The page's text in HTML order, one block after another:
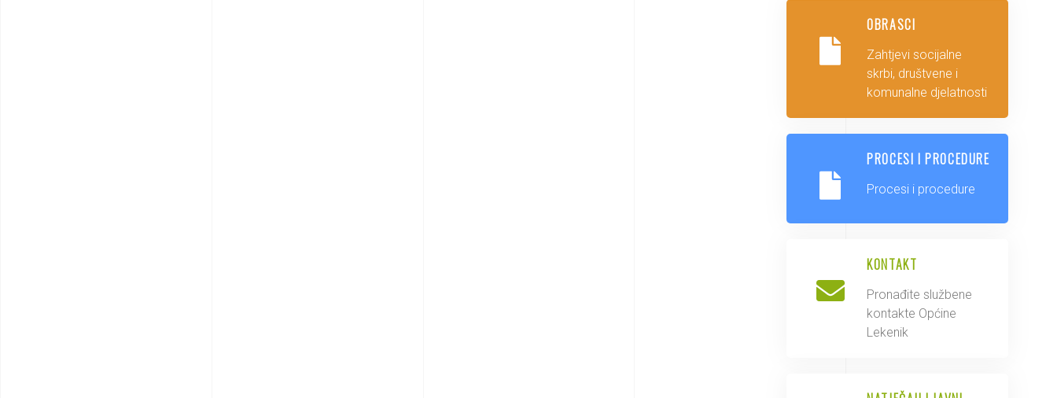
OBRASCI
Zahtjevi socijalne
skrbi, društvene i
komunalne djelatnosti
PROCESI I PROCEDURE
Procesi i procedure
KONTAKT
Pronađite službene
kontakte Općine
Lekenik